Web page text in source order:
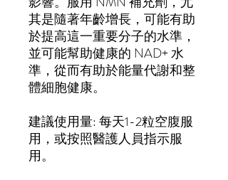
其是隨著年齡增長，可能有助
於提高這一重要分子的水準，
並可能幫助健康的 NAD+ 水
準，從而有助於能量代謝和整
體細胞健康。
建議使用量: 每天1-2粒空腹服
用，或按照醫護人員指示服
用。